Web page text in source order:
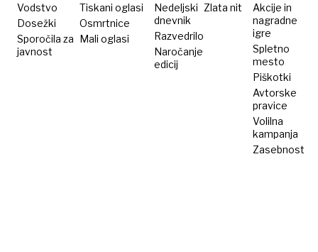
Vodstvo
Dosežki
Sporočila za
javnost
Tiskani oglasi
Osmrtnice
Mali oglasi
Nedeljski
dnevnik
Razvedrilo
Naročanje
edicij
Zlata nit
Akcije in
nagradne
igre
Spletno
mesto
Piškotki
Avtorske
pravice
Volilna
kampanja
Zasebnost